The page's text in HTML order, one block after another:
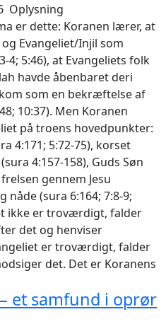
Oplysning
er dette: Koranen lærer, at
Evangeliet/Injil som
4; 5:46), at Evangeliets folk
havde åbenbaret deri
som en bekræftelse af
10:37). Men Koranen
på troens hovedpunkter:
4:171; 5:72-75), korset
4:157-158), Guds Søn
gennem Jesu
(sura 6:164; 7:8-9;
ikke er troværdigt, falder
det og henviser
er troværdigt, falder
det. Det er Koranens
et samfund i oprør